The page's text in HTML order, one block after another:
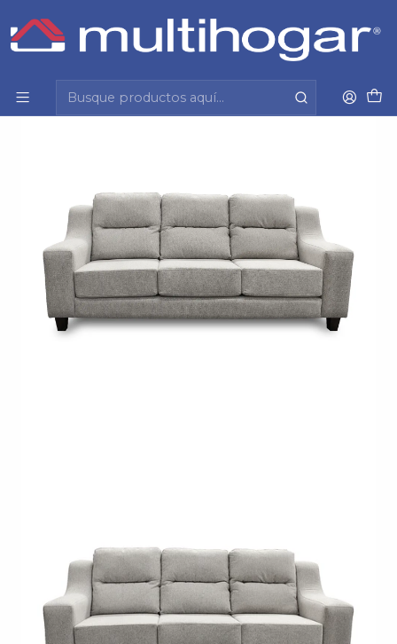
Inicio Muebles
Sofa
Sofa Manao 3 Cpos Monaco Beige Mantahue